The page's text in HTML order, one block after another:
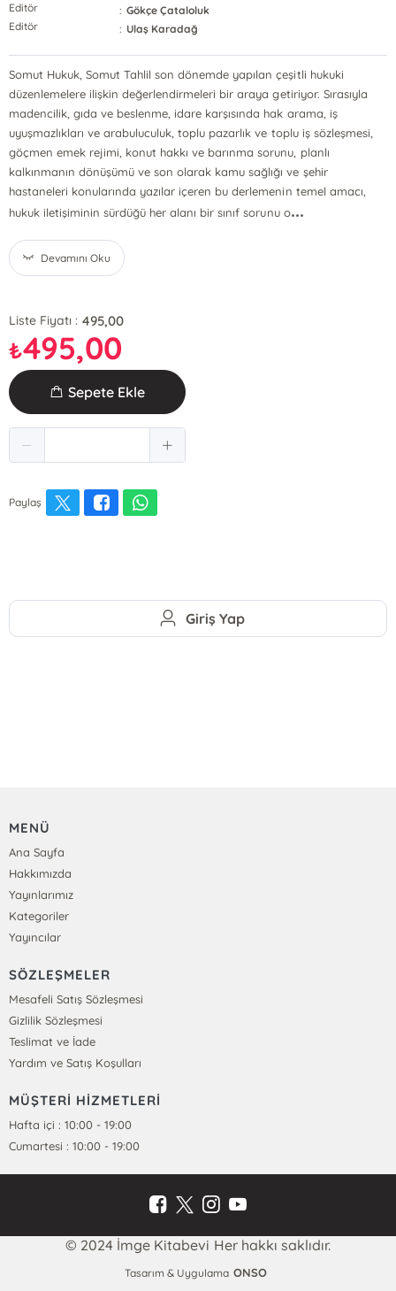
Editör : Gökçe Çataloluk
Editör
: Ulaş Karadağ
Somut Hukuk, Somut Tahlil son dönemde yapılan çeşitli hukuki
düzenlemelere ilişkin değerlendirmeleri bir araya getiriyor. Sırasıyla
madencilik, gıda ve beslenme, idare karşısında hak arama, iş
uyuşmazlıkları ve arabuluculuk, toplu pazarlık ve toplu iş sözleşmesi,
göçmen emek rejimi, konut hakkı ve barınma sorunu, planlı
kalkınmanın dönüşümü ve son olarak kamu sağlığı ve şehir
hastaneleri konularında yazılar içeren bu derlemenin temel amacı,
hukuk iletişiminin sürdüğü her alanı bir sınıf sorunu o...
Devamını Oku
Liste Fiyatı : 495,00
₺495,00
Sepete Ekle
Paylaş
Giriş Yap
MENÜ
Ana Sayfa
Hakkımızda
Yayınlarımız
Kategoriler
Yayıncılar
SÖZLEŞMELER
Mesafeli Satış Sözleşmesi
Gizlilik Sözleşmesi
Teslimat ve İade
Yardım ve Satış Koşulları
MÜŞTERİ HİZMETLERİ
Hafta içi : 10:00 - 19:00
Cumartesi : 10:00 - 19:00
© 2024 İmge Kitabevi Her hakkı saklıdır.
Tasarım & Uygulama ONSO